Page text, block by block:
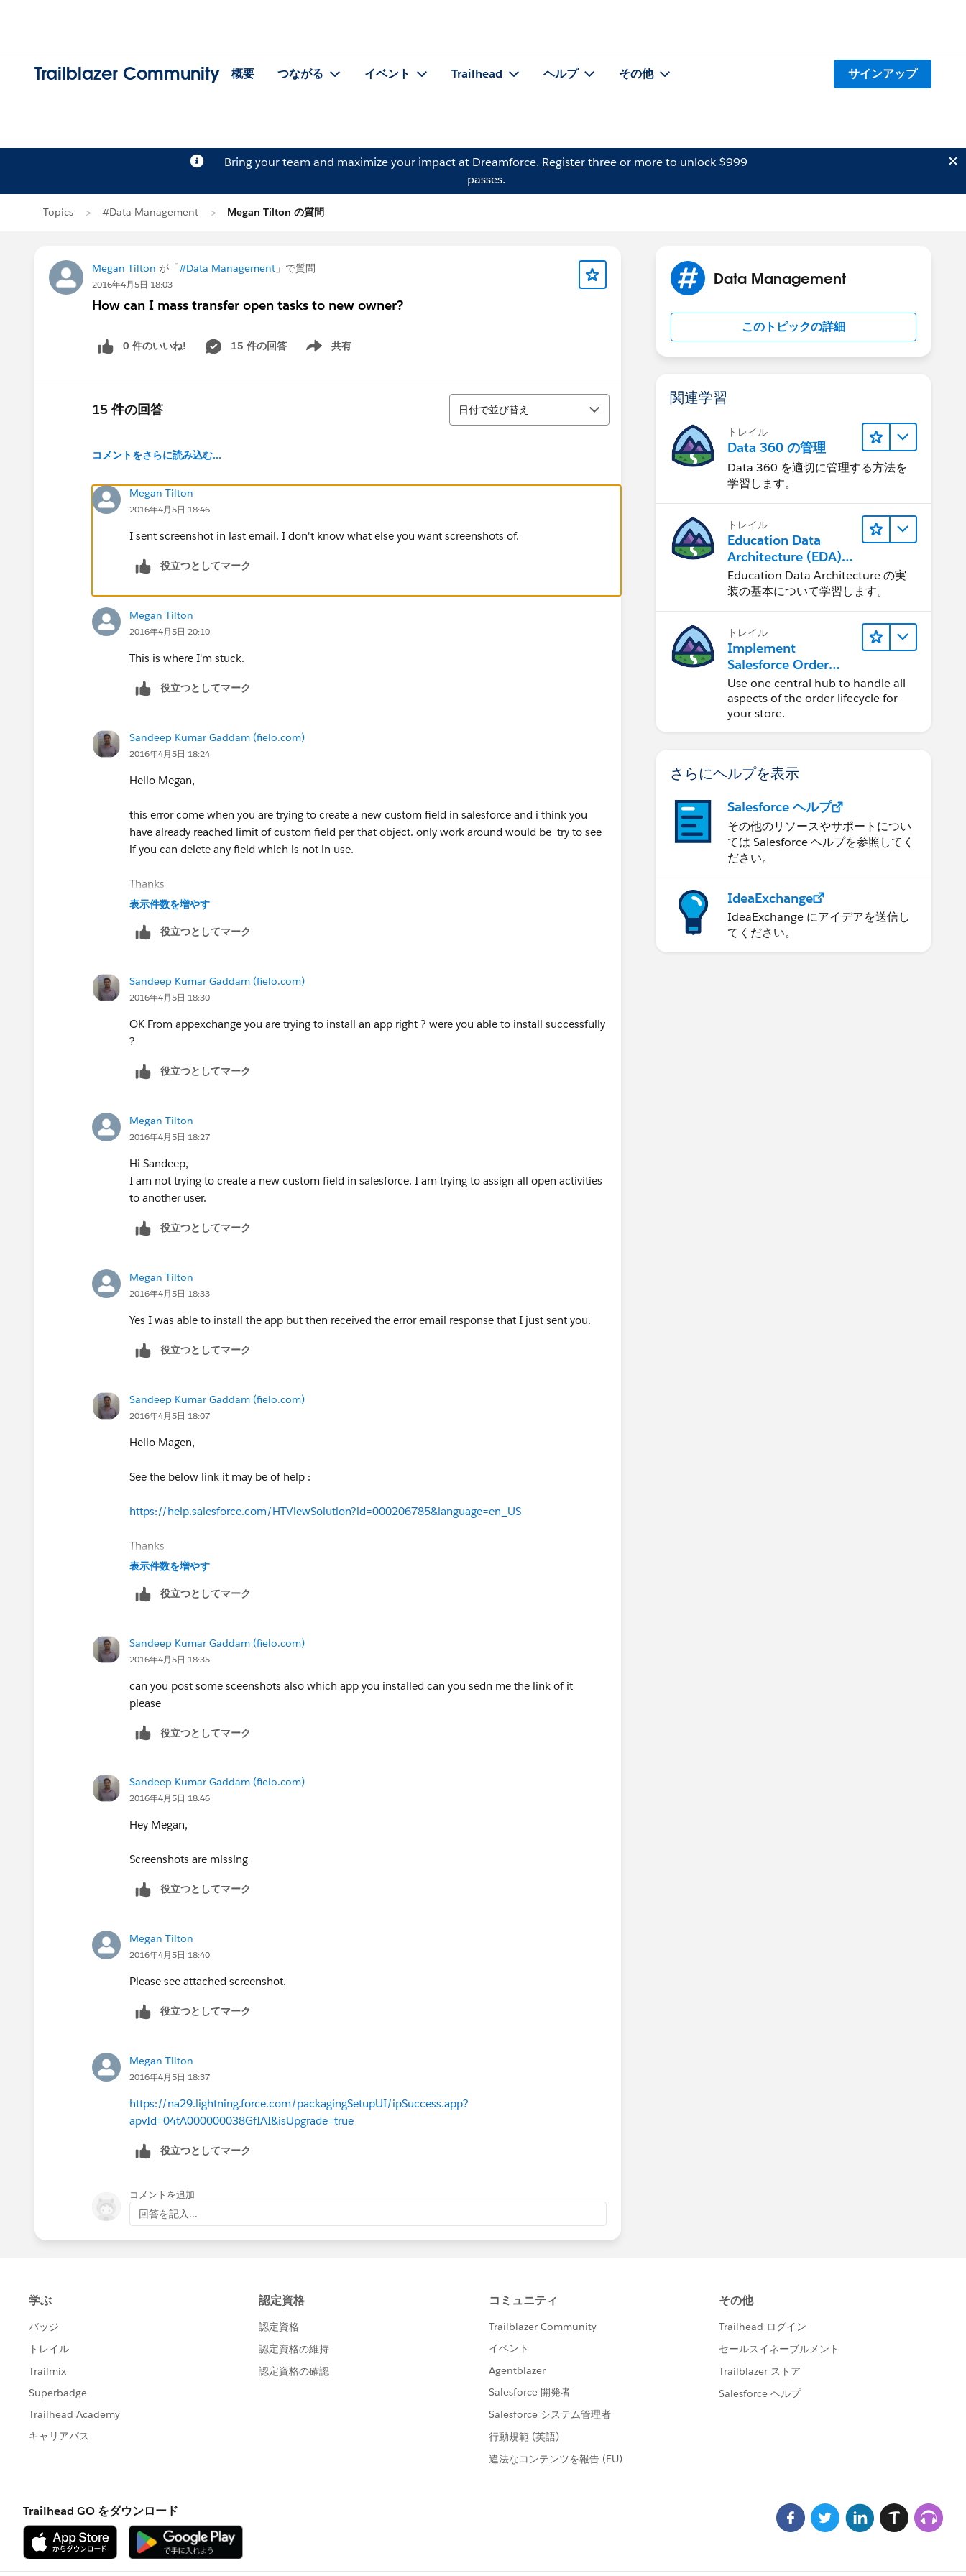
Trailblazer Community 概要 つながる イベント Trailhead ヘルプ その他 サインアップ
Bring your team and maximize your impact at Dreamforce. Registerthree or more to unlock $999
passes.
Topics #Data Management Megan Tilton の質問
Megan Tilton が「#Data Management 」で質問
2016年4月5日 18:03
How can I mass transfer open tasks to new owner?
0 件のいいね! 15 件の回答 共有
Show menu
15 件の回答
並び替え
日付で並び替え
コメントをさらに読み込む...
Megan Tilton
2016年4月5日 18:46
I sent screenshot in last email. I don't know what else you want screenshots of.
役立つとしてマーク
Megan Tilton
2016年4月5日 20:10
This is where I'm stuck.
役立つとしてマーク
Sandeep Kumar Gaddam (fielo.com)
2016年4月5日 18:24
Hello Megan,
this error come when you are trying to create a new custom field in salesforce and i think you
have already reached limit of custom field per that object. only work around would be try to see
if you can delete any field which is not in use.
Thanks
表示件数を増やす
役立つとしてマーク
Sandeep Kumar Gaddam (fielo.com)
2016年4月5日 18:30
OK From appexchange you are trying to install an app right ? were you able to install successfully
?
役立つとしてマーク
Megan Tilton
2016年4月5日 18:27
Hi Sandeep,
I am not trying to create a new custom field in salesforce. I am trying to assign all open activities
to another user.
役立つとしてマーク
Megan Tilton
2016年4月5日 18:33
Yes I was able to install the app but then received the error email response that I just sent you.
役立つとしてマーク
Sandeep Kumar Gaddam (fielo.com)
2016年4月5日 18:07
Hello Magen,
See the below link it may be of help :
https://help.salesforce.com/HTViewSolution?id=000206785&language=en_US
Thanks
表示件数を増やす
役立つとしてマーク
Sandeep Kumar Gaddam (fielo.com)
2016年4月5日 18:35
can you post some sceenshots also which app you installed can you sedn me the link of it
please
役立つとしてマーク
Sandeep Kumar Gaddam (fielo.com)
2016年4月5日 18:46
Hey Megan,
Screenshots are missing
役立つとしてマーク
Megan Tilton
2016年4月5日 18:40
Please see attached screenshot.
役立つとしてマーク
Megan Tilton
2016年4月5日 18:37
https://na29.lightning.force.com/packagingSetupUI/ipSuccess.app?
apvId=04tA000000038GfIAI&isUpgrade=true
役立つとしてマーク
コメントを追加
回答を記入...
Data Management
このトピックの詳細
関連学習
トレイル
Data 360 の管理
Data 360 を適切に管理する方法を
学習します。
トレイル
Education Data
Architecture (EDA)
の管理
Education Data Architecture の実
装の基本について学習します。
トレイル
Implement
Salesforce Order
Management with a
B2B, B2C, or B2B2C
Commerce Store
Use one central hub to handle all
aspects of the order lifecycle for
your store.
さらにヘルプを表示
Salesforce ヘルプ
その他のリソースやサポートについ
ては Salesforce ヘルプを参照してく
ださい。
IdeaExchange
IdeaExchange にアイデアを送信し
てください。